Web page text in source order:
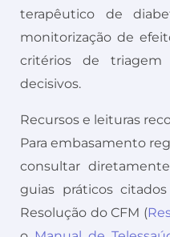
terapêutico de
monitorização de
critérios de triagem
decisivos.
Recursos e leituras
Para embasamento
consultar
guias práticos
Resolução do CFM (